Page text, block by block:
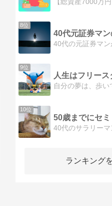
8位
40代元証券マ
9位
10位
50歳までにセミ
ランキング